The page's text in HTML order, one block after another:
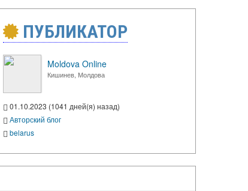
ПУБЛИКАТОР
Moldova Online
Кишинев, Молдова
01.10.2023 (1041 дней(я) назад)
Авторский блог
belarus